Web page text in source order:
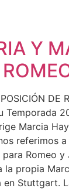
Y
DE
Temporada
Marcia
referimos
Romeo
la propia
en Stuttgart.